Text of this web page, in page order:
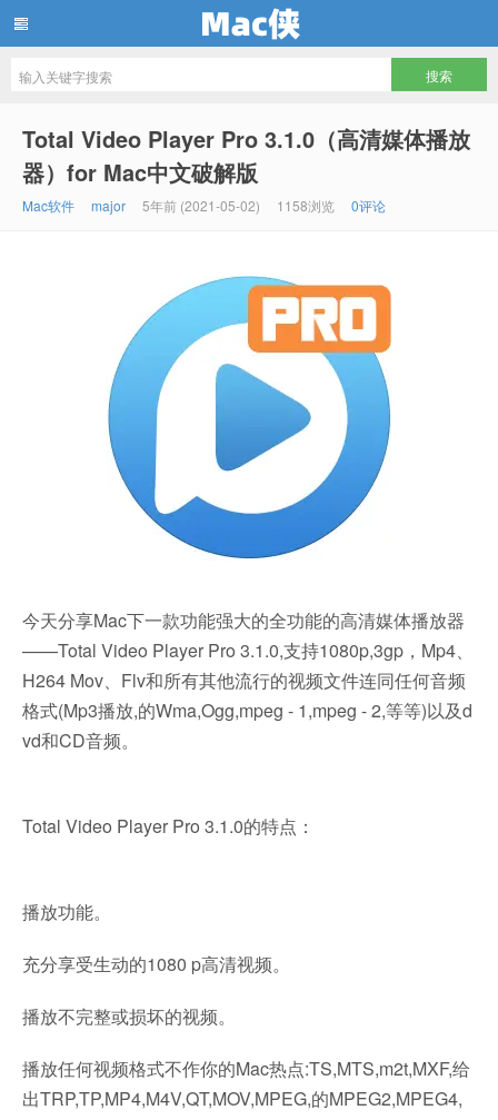
Total Video Player Pro 3.1.0（高清媒体播放
器）for Mac中文破解版
Mac软件 major 5年前 (2021-05-02) 1158浏览 0评论
今天分享Mac下一款功能强大的全功能的高清媒体播放器
——Total Video Player Pro 3.1.0,支持1080p,3gp，Mp4、
H264 Mov、Flv和所有其他流行的视频文件连同任何音频
格式(Mp3播放,的Wma,Ogg,mpeg - 1,mpeg - 2,等等)以及d
vd和CD音频。
Total Video Player Pro 3.1.0的特点：
播放功能。
充分享受生动的1080 p高清视频。
播放不完整或损坏的视频。
播放任何视频格式不作你的Mac热点:TS,MTS,m2t,MXF,给
出TRP,TP,MP4,M4V,QT,MOV,MPEG,的MPEG2,MPEG4,